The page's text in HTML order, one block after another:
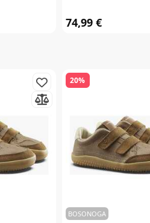
74,99 €
20%
BOSONOGA